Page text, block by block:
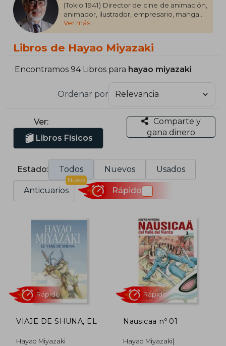
(Tokio 1941) Director de cine de animación,
animador, ilustrador, empresario, mangaka
y productor de anime japonés, de
renombre internacional y con una carrera
Takahata, fundó Studio Ghibli, un estudio
está compuesto por la reiteración de
profundidad psicológica, ausencia de
personajes malvados, y un sinfín de
particularidades que lo hacen único. Es
Ver más
Libros de Hayao Miyazaki
Encontramos 94 Libros para hayao miyazaki
Ordenar por
Ver:
Libros Físicos
Comparte y
gana dinero
Estado: Todos Nuevos Usados
Anticuarios
Nuevo
Rápido
VIAJE DE SHUNA, EL
Hayao Miyazaki
Nausicaa nº 01
Hayao Miyazaki|